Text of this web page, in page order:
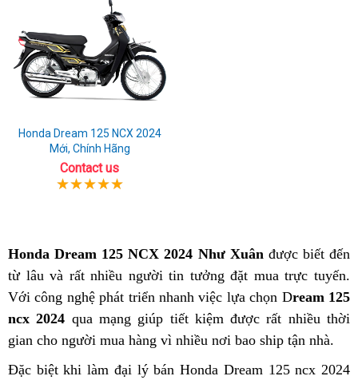
Honda Dream 125 NCX 2024
Mới, Chính Hãng
Contact us
Honda Dream 125 NCX 2024 Như Xuânđược biết đến
từ lâu và rất nhiều người tin tưởng đặt mua trực tuyến.
Với công nghệ phát triển nhanh việc lựa chọn Dream 125
ncx 2024 qua mạng giúp tiết kiệm được rất nhiều thời
gian cho người mua hàng vì nhiều nơi bao ship tận nhà.
Đặc biệt khi làm đại lý bán Honda Dream 125 ncx 2024